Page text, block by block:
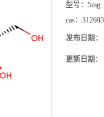
型号： 5mg
cas：
发布日期：
更新日期：